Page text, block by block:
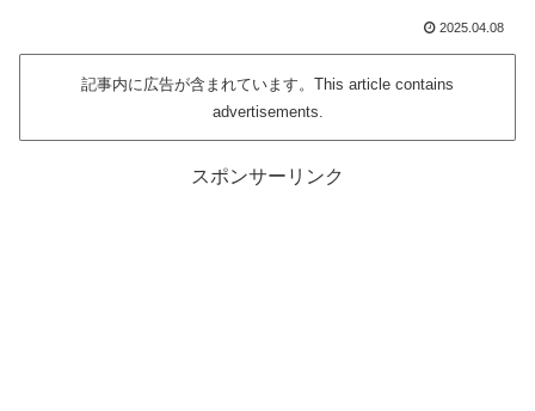
2025.04.08
記事内に広告が含まれています。This article contains
advertisements.
スポンサーリンク